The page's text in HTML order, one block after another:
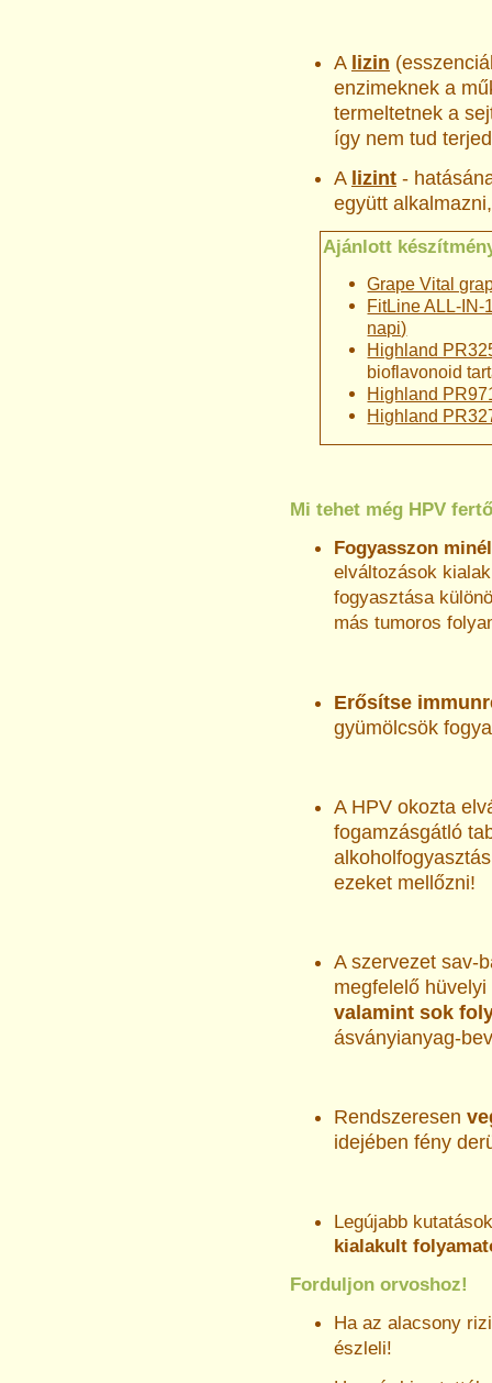
A lizin
enzimeknek a
termeltetnek a
így nem tud
A lizint -
együtt
Ajánlott
Grape Vital
FitLine ALL-IN-
napi)
Highland
bioflavonoid
Highland
Highland
Mi tehet még HPV
Fogyasszon
elváltozások
fogyasztása
más tumoros
Erősítse
gyümölcsök
A HPV okozta
fogamzásgátló
ezeket mellőzni!
A szervezet sav-
megfelelő
valamint sok
ásványianyag-
Rendszeresen
idejében fény
Legújabb
kialakult
Forduljon orvoshoz!
Ha az alacsony
észleli!